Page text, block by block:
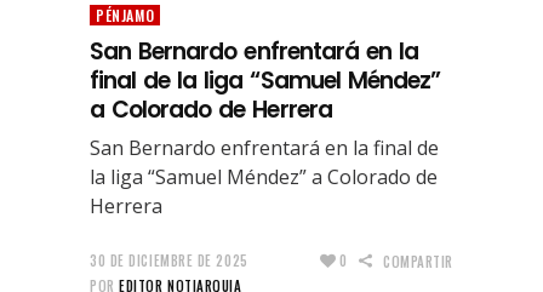
PÉNJAMO
San Bernardo enfrentará en la
final de la liga “Samuel Méndez”
a Colorado de Herrera
San Bernardo enfrentará en la final de
la liga “Samuel Méndez” a Colorado de
Herrera
30 DE DICIEMBRE DE 2025
POR EDITOR NOTIARQUIA
0 COMPARTIR